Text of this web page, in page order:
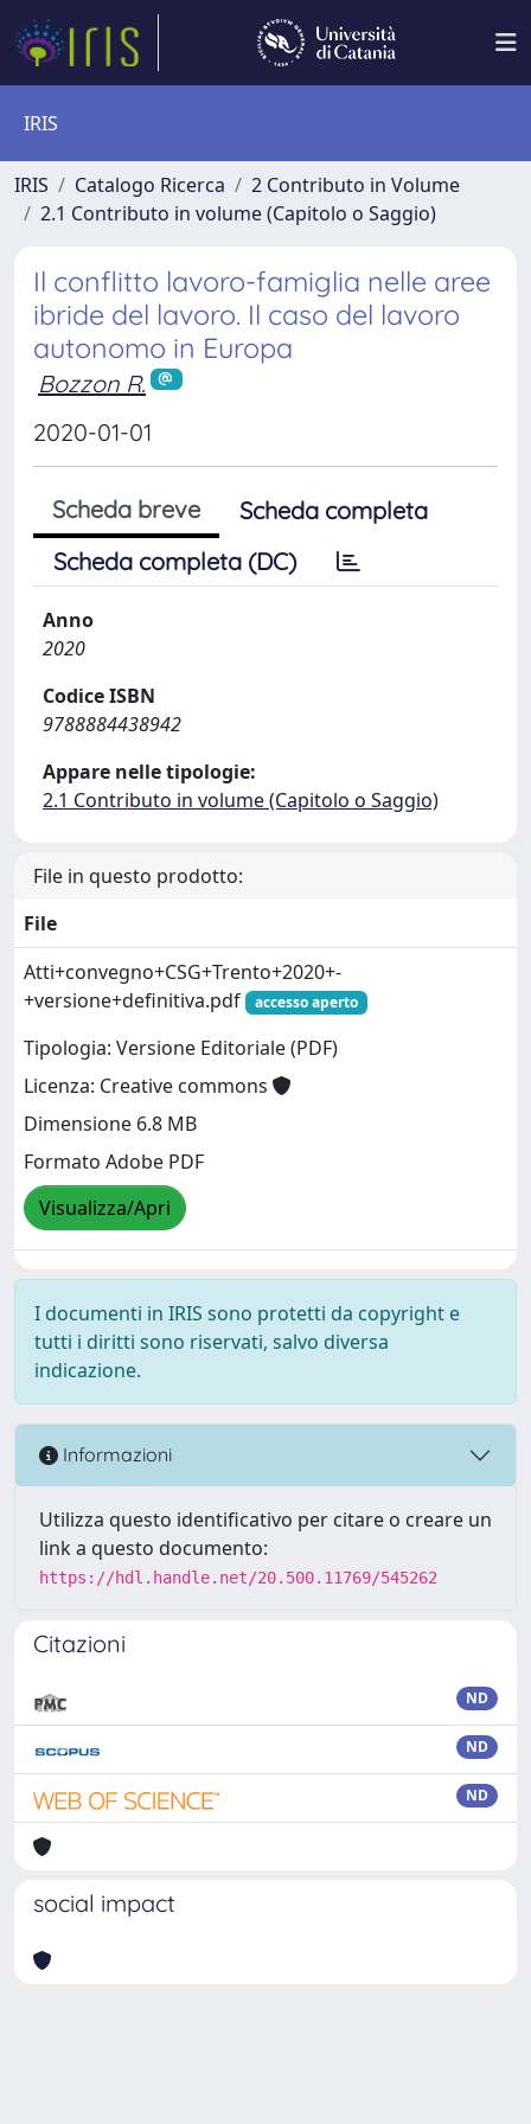
IRIS
IRIS Catalogo Ricerca
2 Contributo in Volume
2.1 Contributo in volume (Capitolo o Saggio)
Il conflitto lavoro-famiglia nelle aree
ibride del lavoro. Il caso del lavoro
autonomo in Europa
Bozzon R.
2020-01-01
Scheda breve
Scheda completa
Scheda completa (DC)
Anno
2020
Codice ISBN
9788884438942
Appare nelle tipologie:
2.1 Contributo in volume (Capitolo o Saggio)
File in questo prodotto:
File
Atti+convegno+CSG+Trento+2020+-
+versione+definitiva.pdf
accesso aperto
Tipologia: Versione Editoriale (PDF)
Licenza: Creative commons
Dimensione 6.8 MB
Formato Adobe PDF
Visualizza/Apri
I documenti in IRIS sono protetti da copyright e
tutti i diritti sono riservati, salvo diversa
indicazione.
Informazioni
Utilizza questo identificativo per citare o creare un
link a questo documento:
https://hdl.handle.net/20.500.11769/545262
Citazioni
ND
ND
ND
social impact